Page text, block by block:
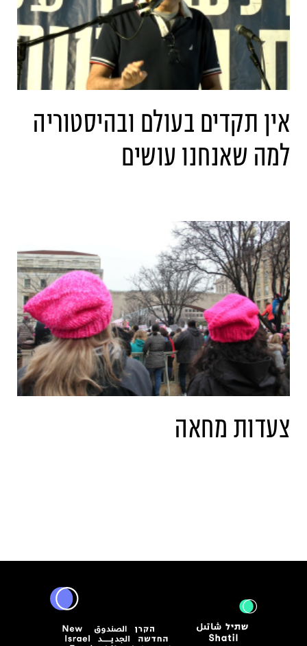
אין תקדים בעולם ובהיסטוריה
למה שאנחנו עושים
צעדות מחאה